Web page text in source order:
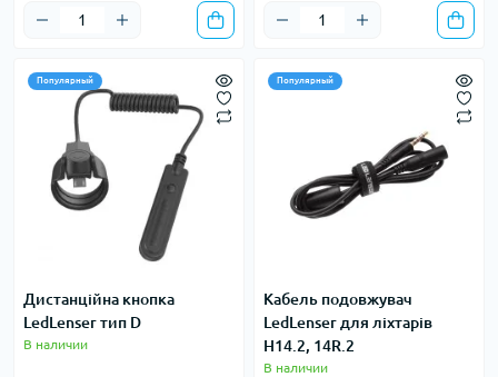
Популярный
Дистанційна кнопка
LedLenser тип D
В наличии
Популярный
Кабель подовжувач
LedLenser для ліхтарів
H14.2, 14R.2
В наличии